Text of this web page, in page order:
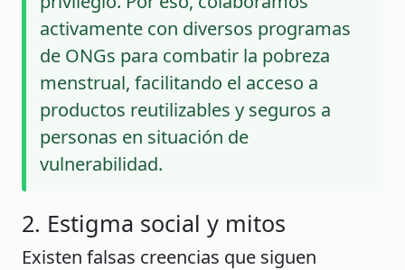
activamente con diversos programas
de ONGs para combatir la pobreza
menstrual, facilitando el acceso a
productos reutilizables y seguros a
personas en situación de
vulnerabilidad.
2. Estigma social y mitos
Existen falsas creencias que siguen